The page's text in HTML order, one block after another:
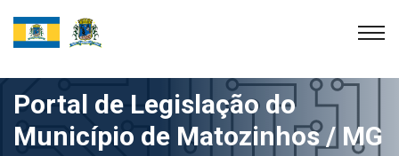
Portal de Legislação do
Município de Matozinhos / MG